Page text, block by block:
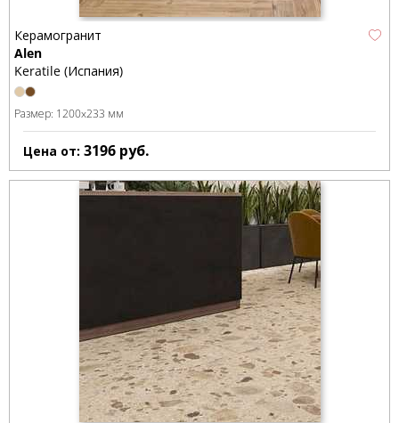
Керамогранит
Alen
Keratile (Испания)
Размер: 1200x233 мм
Цена от: 3196 руб.